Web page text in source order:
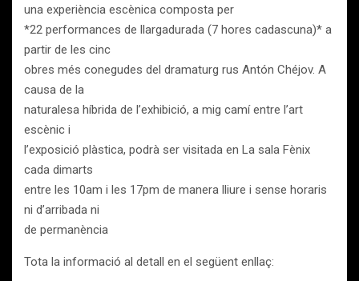
una experiència escènica composta per
*22 performances de llargadurada (7 hores cadascuna)* a
partir de les cinc
obres més conegudes del dramaturg rus Antón Chéjov. A
causa de la
naturalesa híbrida de l’exhibició, a mig camí entre l’art
escènic i
l’exposició plàstica, podrà ser visitada en La sala Fènix
cada dimarts
entre les 10am i les 17pm de manera lliure i sense horaris
ni d’arribada ni
de permanència
Tota la informació al detall en el següent enllaç: